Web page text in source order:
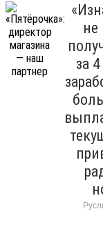
не
за